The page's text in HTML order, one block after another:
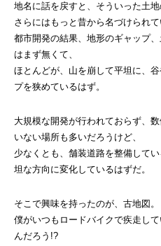
地名に話を戻すと、そういった土
さらにはもっと昔から名づけられて
都市開発の結果、地形のギャップ
はまず無くて、
ほとんどが、山を崩して平坦に、
プを狭めているはず。
大規模な開発が行われておらず、
いない場所も多いだろうけど、
少なくとも、舗装道路を整備して
坦な方向に変化しているはずだ。
そこで興味を持ったのが、古地図。
僕がいつもロードバイクで疾走し
んだろう!?